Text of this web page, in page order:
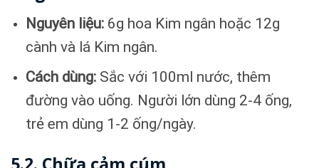
Nguyên liệu:6g hoa Kim ngân hoặc 12g
cành và lá Kim ngân.
Cách dùng:Sắc với 100ml nước, thêm
đường vào uống. Người lớn dùng 2-4 ống,
trẻ em dùng 1-2 ống/ngày.